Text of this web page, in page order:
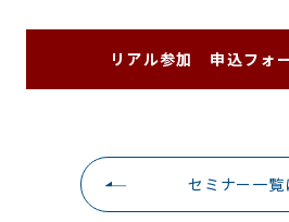
リアル参加 申込フォ
セミナー一覧